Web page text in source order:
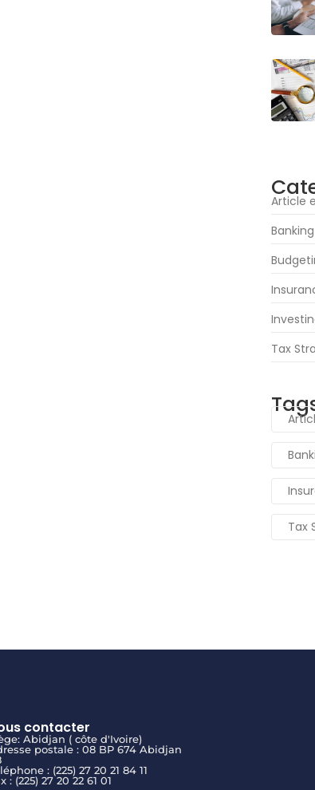
Article
Banking
Tax
Tax
contacter
Abidjan ( côte d'Ivoire)
postale : 08 BP 674 Abidjan
: (225) 27 20 21 84 11
: (225) 27 20 22 61 01